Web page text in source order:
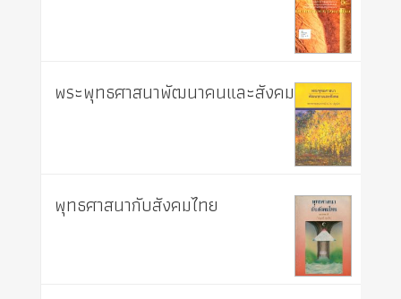
พระพุทธศาสนาพัฒนาคนและสังคม
พุทธศาสนากับสังคมไทย